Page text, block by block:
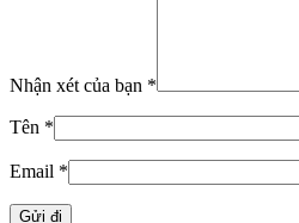
Nhận xét của bạn *
Tên *
Email *